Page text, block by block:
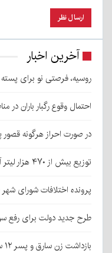
آخرین اخبار
روسیه، فرصتی نو برای
احتمال وقوع رگبار باران
در صورت احراز هرگونه
توزیع بیش از ۴۷۰ هزار لیتر آب میان عزاداران جامانده اربعین در کرمان
پرونده اختلافات شورای
طرح جدید دولت برای رفع
بازداشت زن سارق و پسر ۱۲ ساله‌اش در کرمان